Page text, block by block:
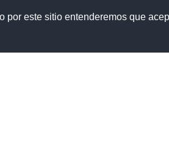
este sitio entenderemos que
Política de privacidad